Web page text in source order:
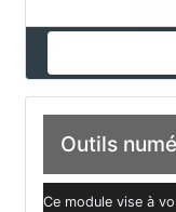
Outils
Ce module vise à